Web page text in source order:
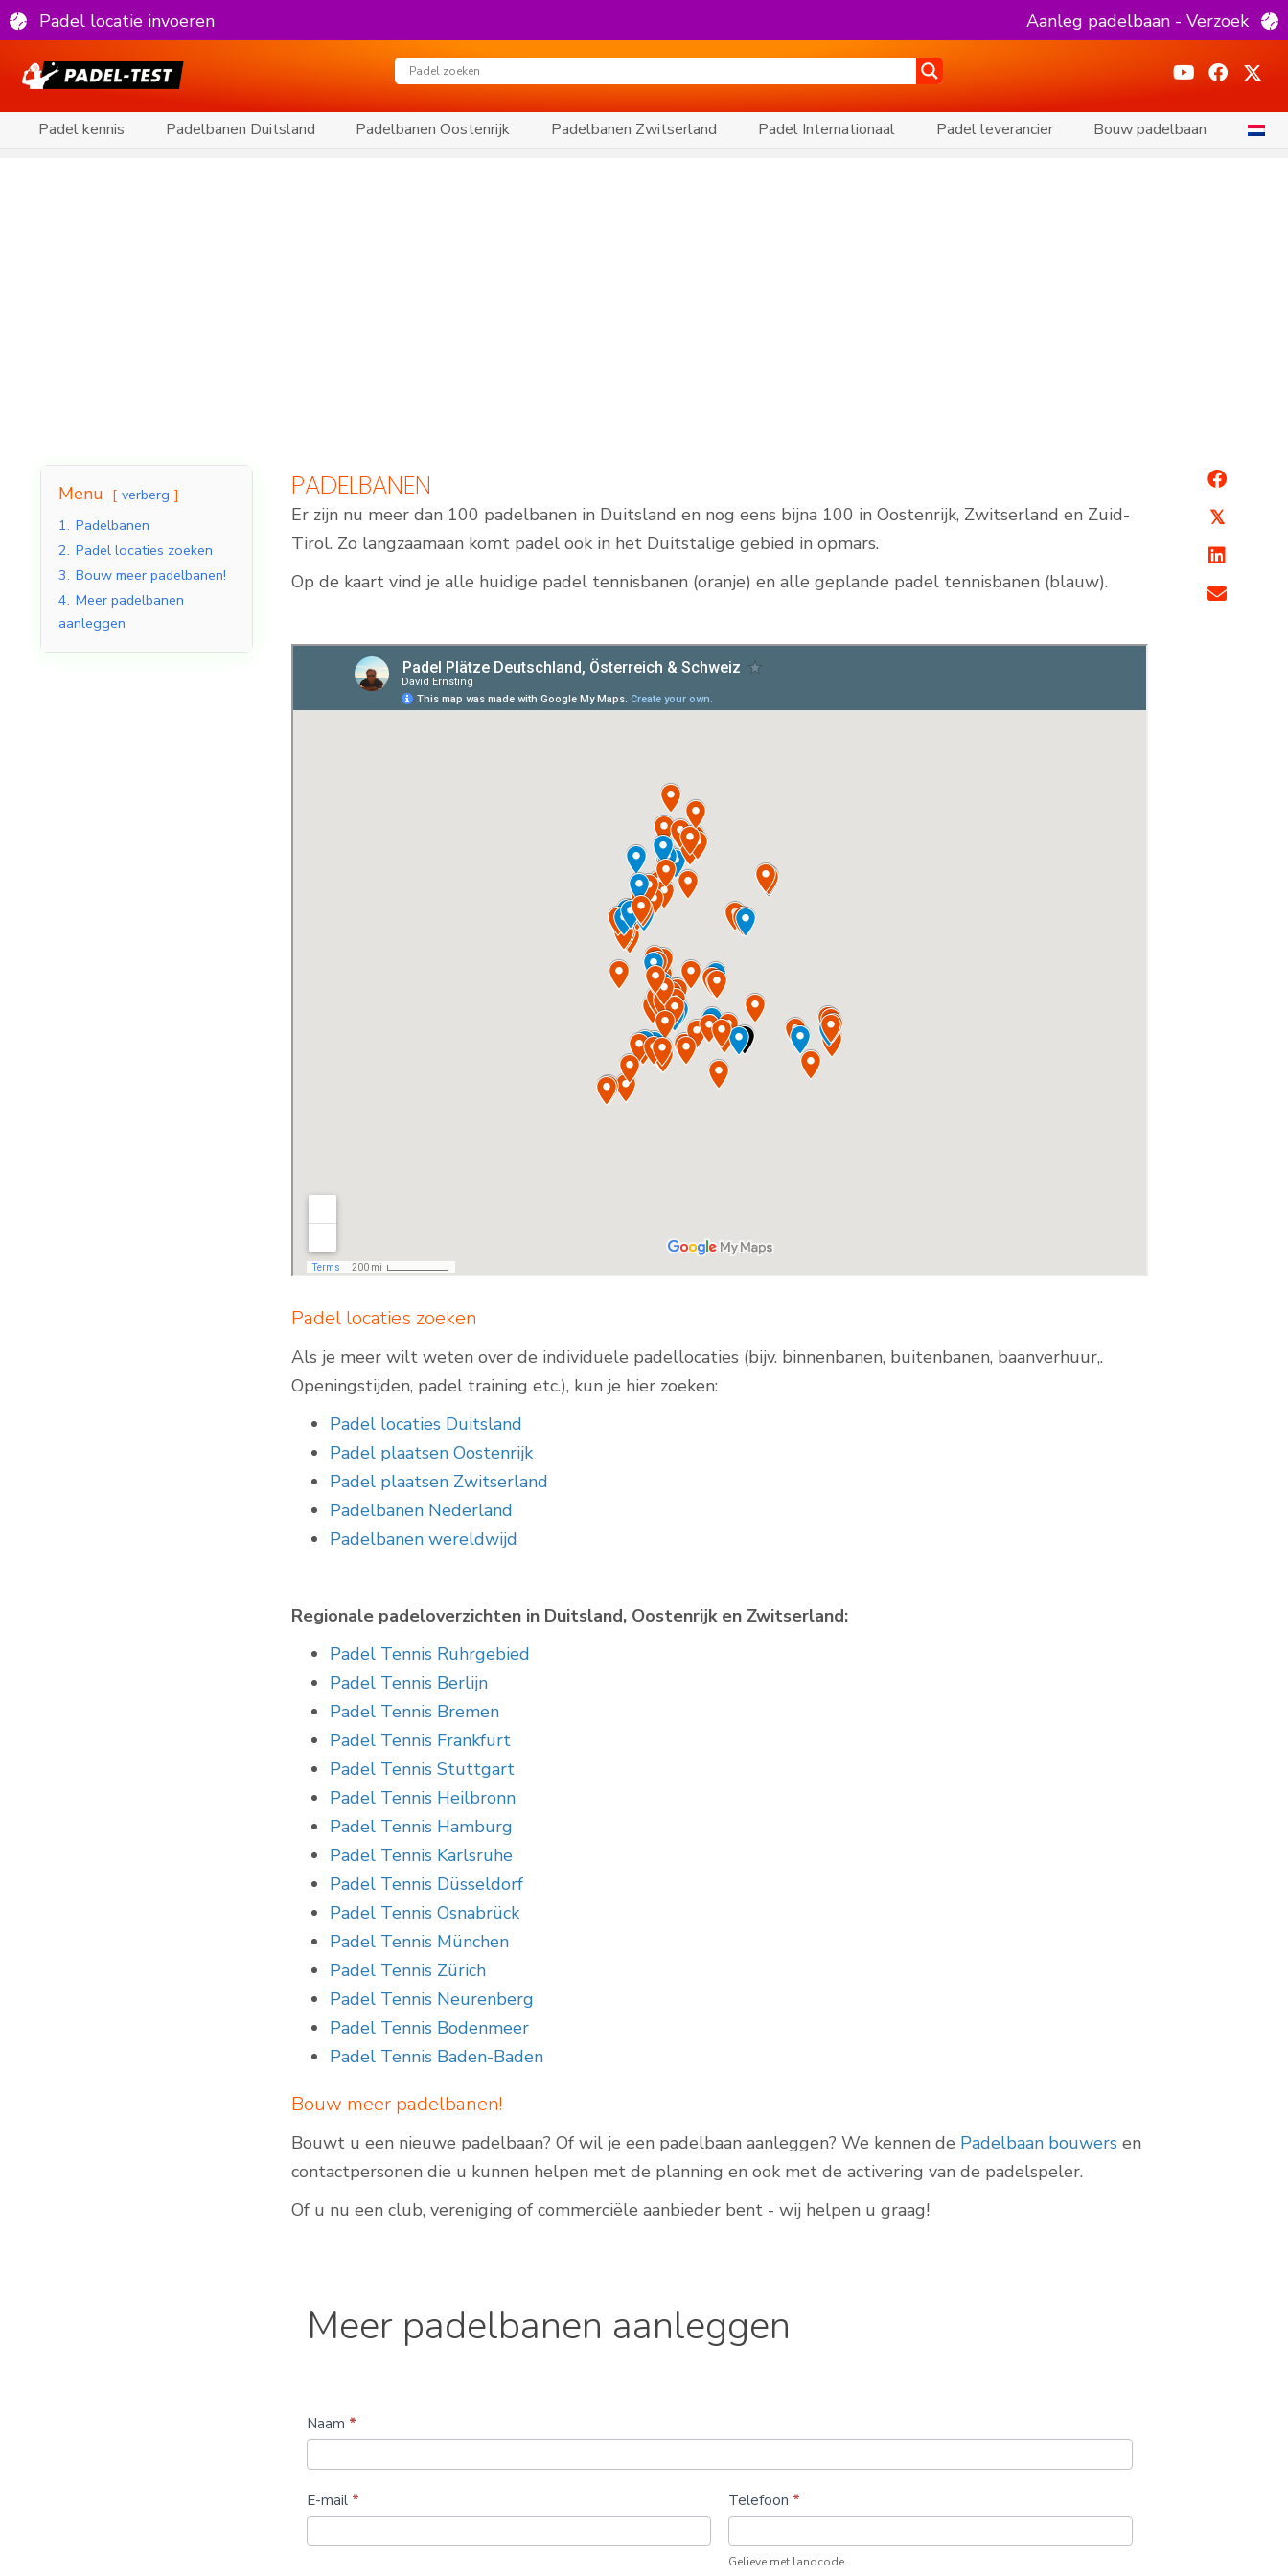
Padel locatie invoeren Aanleg padelbaan - Verzoek
Padel kennis Padelbanen Duitsland Padelbanen Oostenrijk Padelbanen Zwitserland Padel Internationaal Padel leverancier Bouw padelbaan
Menu
verberg
1. Padelbanen
2. Padel locaties zoeken
3. Bouw meer padelbanen!
4. Meer padelbanen
aanleggen
PADELBANEN
Er zijn nu meer dan 100 padelbanen in Duitsland en nog eens bijna 100 in Oostenrijk, Zwitserland en Zuid-
Tirol. Zo langzaamaan komt padel ook in het Duitstalige gebied in opmars.
Op de kaart vind je alle huidige padel tennisbanen (oranje) en alle geplande padel tennisbanen (blauw).
Padel locaties zoeken
Als je meer wilt weten over de individuele padellocaties (bijv. binnenbanen, buitenbanen, baanverhuur,.
Openingstijden, padel training etc.), kun je hier zoeken:
Padel locaties Duitsland
Padel plaatsen Oostenrijk
Padel plaatsen Zwitserland
Padelbanen Nederland
Padelbanen wereldwijd
Regionale padeloverzichten in Duitsland, Oostenrijk en Zwitserland:
Padel Tennis Ruhrgebied
Padel Tennis Berlijn
Padel Tennis Bremen
Padel Tennis Frankfurt
Padel Tennis Stuttgart
Padel Tennis Heilbronn
Padel Tennis Hamburg
Padel Tennis Karlsruhe
Padel Tennis Düsseldorf
Padel Tennis Osnabrück
Padel Tennis München
Padel Tennis Zürich
Padel Tennis Neurenberg
Padel Tennis Bodenmeer
Padel Tennis Baden-Baden
Bouw meer padelbanen!
Bouwt u een nieuwe padelbaan? Of wil je een padelbaan aanleggen? We kennen de Padelbaan bouwers en
contactpersonen die u kunnen helpen met de planning en ook met de activering van de padelspeler.
Of u nu een club, vereniging of commerciële aanbieder bent - wij helpen u graag!
padelbanen
Meer padelbanen aanleggen
Naam *
E-mail * Telefoon *
Gelieve met landcode
𝕏
Indoor Padelbanen Padelbanen buiten